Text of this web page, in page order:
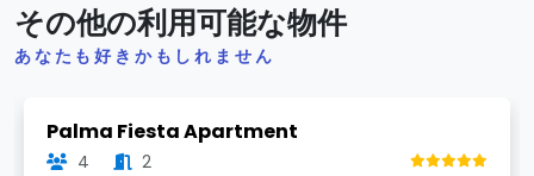
その他の利用可能な物件
あなたも好きかもしれません
Palma Fiesta Apartment
4 2